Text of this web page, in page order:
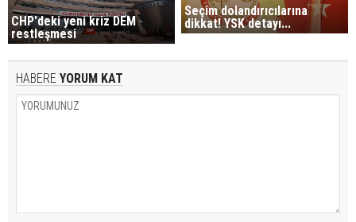
CHP'deki yeni kriz DEM
restleşmesi
Seçim dolandırıcılarına
dikkat! YSK detayı...
HABERE YORUM KAT